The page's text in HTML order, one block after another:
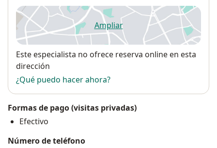
Ampliarse abre en una nueva
Disponibilidad
Este especialista no ofrece reserva online en esta
dirección
¿Qué puedo hacer ahora?
Formas de pago (visitas privadas)
Efectivo
Número de teléfono